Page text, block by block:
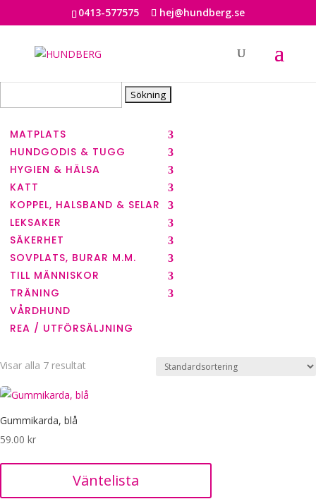
0413-577575 hej@hundberg.se
efter:
MATPLATS
HUNDGODIS & TUGG
HYGIEN & HÄLSA
KATT
KOPPEL, HALSBAND & SELAR
LEKSAKER
SÄKERHET
SOVPLATS, BURAR M.M.
TILL MÄNNISKOR
TRÄNING
VÅRDHUND
REA / UTFÖRSÄLJNING
Visar alla 7 resultat
Gummikarda, blå
59.00 kr
Väntelista